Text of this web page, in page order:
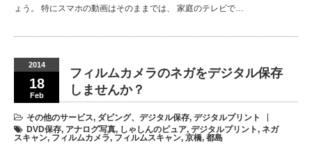
ょう。 特にスマホの動画はそのままでは、 家庭のテレビで…
2014
18
Feb
フィルムカメラのネガをデジタル保存
しませんか？
その他のサービス, ダビング、デジタル保存, デジタルプリント
DVD保存, アナログ写真, しゃしんのピュア, デジタルプリント, ネガ
スキャン, フィルムカメラ, フィルムスキャン, 京橋, 都島